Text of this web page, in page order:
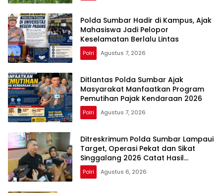
Polda Sumbar Hadir di Kampus, Ajak
Mahasiswa Jadi Pelopor
Keselamatan Berlalu Lintas
Polri Agustus 7, 2026
Ditlantas Polda Sumbar Ajak
Masyarakat Manfaatkan Program
Pemutihan Pajak Kendaraan 2026
Polri Agustus 7, 2026
Ditreskrimum Polda Sumbar Lampaui
Target, Operasi Pekat dan Sikat
Singgalang 2026 Catat Hasil
Maksimal
Polri Agustus 6, 2026